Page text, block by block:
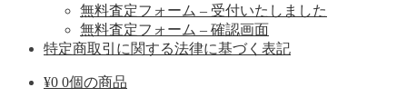
無料査定フォーム – 受付いたしました
無料査定フォーム – 確認画面
特定商取引に関する法律に基づく表記
¥0 0個の商品